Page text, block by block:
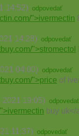
14:52) odpovedať
">ivermectin
14:28) odpovedať
">stromectol
04:00) odpovedať
">price of
2021 19:05) odpovedať
buy uk</
11:37) odpovedať